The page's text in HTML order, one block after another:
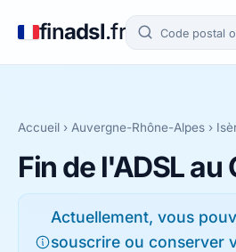
finadsl.fr
Accueil › Auvergne-Rhône-Alpes ›
Fin de l'ADSL au
Actuellement, vous
souscrire ou conserver